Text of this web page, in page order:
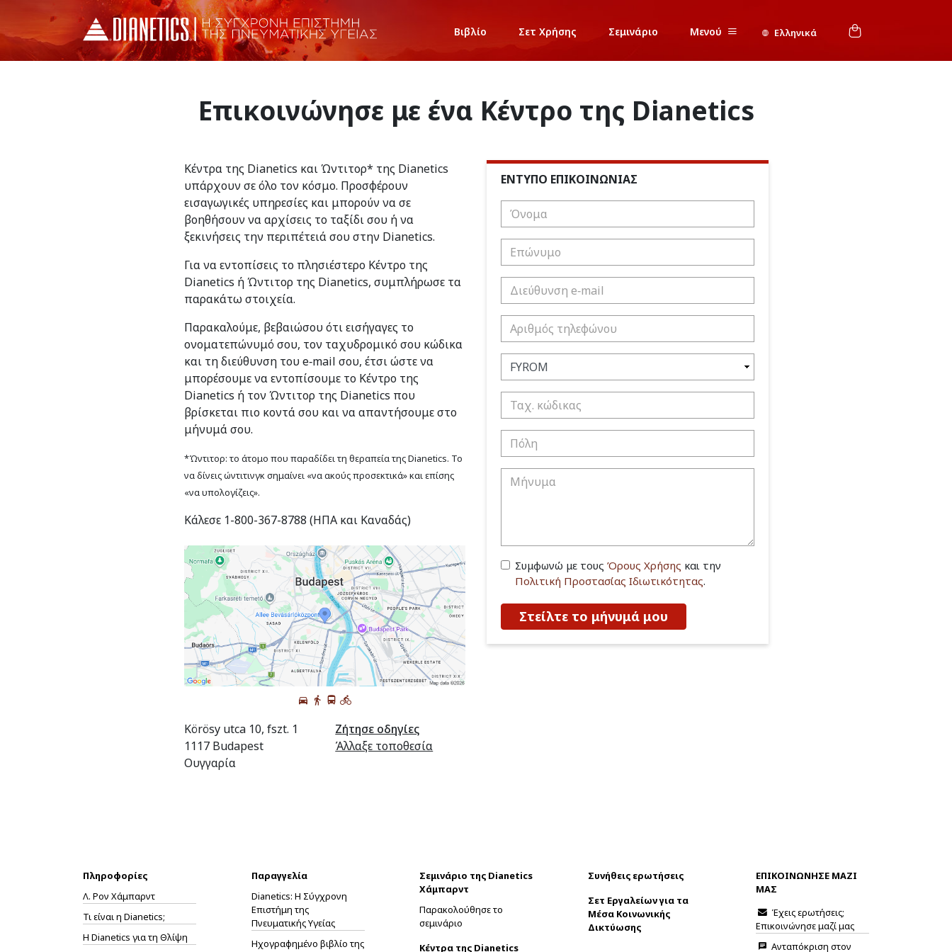
Βιβλίο Σετ Χρήσης Σεμινάριο Μενού Ελληνικά
Επικοινώνησε με ένα Κέντρο της Dianetics
Κέντρα της Dianetics και Ώντιτορ* της Dianetics
υπάρχουν σε όλο τον κόσμο. Προσφέρουν
εισαγωγικές υπηρεσίες και μπορούν να σε
βοηθήσουν να αρχίσεις το ταξίδι σου ή να
ξεκινήσεις την περιπέτειά σου στην Dianetics.
Για να εντοπίσεις το πλησιέστερο Κέντρο της
Dianetics ή Ώντιτορ της Dianetics, συμπλήρωσε τα
παρακάτω στοιχεία.
Παρακαλούμε, βεβαιώσου ότι εισήγαγες το
ονοματεπώνυμό σου, τον ταχυδρομικό σου κώδικα
και τη διεύθυνση του e‑mail σου, έτσι ώστε να
μπορέσουμε να εντοπίσουμε το Κέντρο της
Dianetics ή τον Ώντιτορ της Dianetics που
βρίσκεται πιο κοντά σου και να απαντήσουμε στο
μήνυμά σου.
*Ώντιτορ: το άτομο που παραδίδει τη θεραπεία της Dianetics. Το
να δίνεις ώντιτινγκ σημαίνει «να ακούς προσεκτικά» και επίσης
«να υπολογίζεις».
Κάλεσε 1-800-367-8788 (ΗΠΑ και Καναδάς)
Körösy utca 10, fszt. 1
1117 Budapest
Ουγγαρία
Ζήτησε οδηγίες
Άλλαξε τοποθεσία
ΕΝΤΥΠΟ ΕΠΙΚΟΙΝΩΝΙΑΣ
Συμφωνώ με τους Όρους Χρήσης και την
Πολιτική Προστασίας Ιδιωτικότητας.
Στείλτε το μήνυμά μου
Πληροφορίες
Λ. Ρον Χάμπαρντ
Τι είναι η Dianetics;
Η Dianetics για τη Θλίψη
Παραγγελία
Dianetics: Η Σύγχρονη
Επιστήμη της
Πνευματικής Υγείας
Ηχογραφημένο βιβλίο της
Σεμινάριο της Dianetics
Χάμπαρντ
Παρακολούθησε το
σεμινάριο
Κέντρα της Dianetics
Συνήθεις ερωτήσεις
Σετ Εργαλείων για τα
Μέσα Κοινωνικής
Δικτύωσης
ΕΠΙΚΟΙΝΩΝΗΣΕ ΜΑΖΙ
ΜΑΣ
Έχεις ερωτήσεις;
Επικοινώνησε μαζί μας
Ανταπόκριση στον